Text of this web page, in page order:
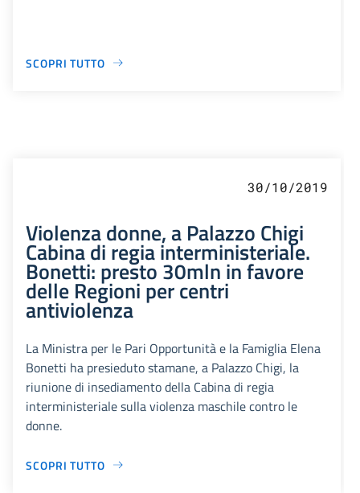
SCOPRI TUTTO
30/10/2019
Violenza donne, a Palazzo Chigi
Cabina di regia interministeriale.
Bonetti: presto 30mln in favore
delle Regioni per centri
antiviolenza
La Ministra per le Pari Opportunità e la Famiglia Elena
Bonetti ha presieduto stamane, a Palazzo Chigi, la
riunione di insediamento della Cabina di regia
interministeriale sulla violenza maschile contro le
donne.
SCOPRI TUTTO